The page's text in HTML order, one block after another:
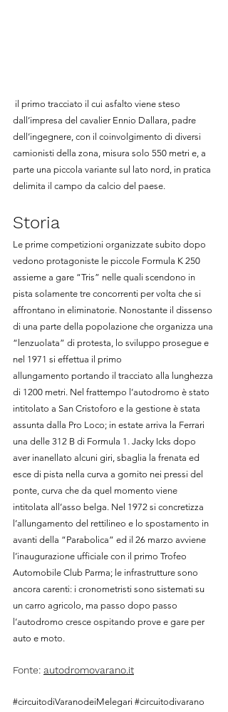
dall’impresa del cavalier Ennio Dallara, padre
dell’ingegnere, con il coinvolgimento di diversi
camionisti della zona, misura solo 550 metri e, a
parte una piccola variante sul lato nord, in pratica
delimita il campo da calcio del paese.
Storia
Le prime competizioni organizzate subito dopo
vedono protagoniste le piccole Formula K 250
assieme a gare “Tris” nelle quali scendono in
pista solamente tre concorrenti per volta che si
affrontano in eliminatorie. Nonostante il dissenso
di una parte della popolazione che organizza una
“lenzuolata” di protesta, lo sviluppo prosegue e
nel 1971 si effettua il primo
allungamento portando il tracciato alla lunghezza
di 1200 metri. Nel frattempo l’autodromo è stato
intitolato a San Cristoforo e la gestione è stata
assunta dalla Pro Loco; in estate arriva la Ferrari
una delle 312 B di Formula 1. Jacky Icks dopo
aver inanellato alcuni giri, sbaglia la frenata ed
esce di pista nella curva a gomito nei pressi del
ponte, curva che da quel momento viene
intitolata all’asso belga. Nel 1972 si concretizza
l’allungamento del rettilineo e lo spostamento in
avanti della “Parabolica” ed il 26 marzo avviene
l’inaugurazione ufficiale con il primo Trofeo
Automobile Club Parma; le infrastrutture sono
ancora carenti: i cronometristi sono sistemati su
un carro agricolo, ma passo dopo passo
l’autodromo cresce ospitando prove e gare per
auto e moto.
Fonte: autodromovarano.it
#circuitodiVaranodeiMelegari #circuitodivarano